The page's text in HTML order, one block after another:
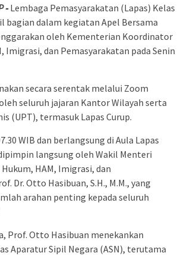
‐Lembaga Pemasyarakatan (Lapas) Kelas
bagian dalam kegiatan Apel Bersama
oleh Kementerian Koordinator
Imigrasi, dan Pemasyarakatan pada Senin
secara serentak melalui Zoom
seluruh jajaran Kantor Wilayah serta
(UPT), termasuk Lapas Curup.
WIB dan berlangsung di Aula Lapas
langsung oleh Wakil Menteri
HAM, Imigrasi, dan
Dr. Otto Hasibuan, S.H., M.M., yang
arahan penting kepada seluruh
Prof. Otto Hasibuan menekankan
Aparatur Sipil Negara (ASN), terutama